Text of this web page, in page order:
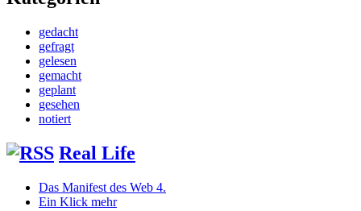
gedacht
gefragt
gelesen
gemacht
geplant
gesehen
notiert
Real Life
Das Manifest des Web 4.
Ein Klick mehr